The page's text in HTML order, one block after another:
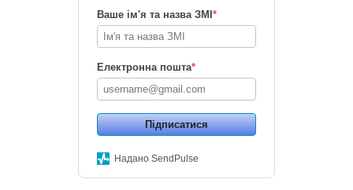
Ваше ім'я та назва ЗМІ *
Електронна пошта*
Підписатися
Надано SendPulse